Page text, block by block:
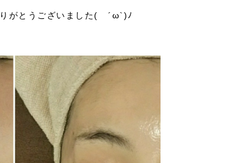
がとうございました( ´ω`)ﾉ